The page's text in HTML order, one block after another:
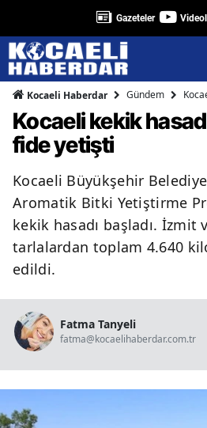
Gazeteler
Kocaeli Haberdar Gündem
Kocaeli kekik
fide yetişti
Kocaeli Büyükşehir
Aromatik Bitki Yetiştirme
kekik hasadı başladı. İzmit
tarlalardan toplam 4.640
edildi.
Fatma Tanyeli
fatma@kocaelihaberdar.com.tr